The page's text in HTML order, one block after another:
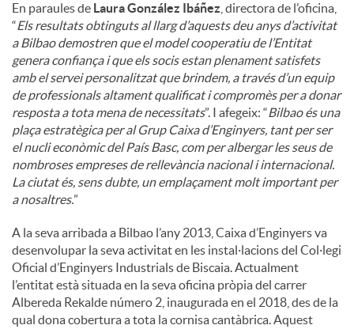
En paraules de Laura González Ibáñez , directora de l’oficina,
“Els resultats obtinguts al llarg d’aquests deu anys d’activitat
a Bilbao demostren que el model cooperatiu de l’Entitat
genera confiança i que els socis estan plenament satisfets
amb el servei personalitzat que brindem, a través d’un equip
de professionals altament qualificat i compromès per a donar
resposta a tota mena de necessitats”. I afegeix: “Bilbao és una
plaça estratègica per al Grup Caixa d’Enginyers, tant per ser
el nucli econòmic del País Basc, com per albergar les seus de
nombroses empreses de rellevància nacional i internacional.
La ciutat és, sens dubte, un emplaçament molt important per
a nosaltres.”
A la seva arribada a Bilbao l’any 2013, Caixa d’Enginyers va
desenvolupar la seva activitat en les instal·lacions del Col·legi
Oficial d’Enginyers Industrials de Biscaia. Actualment
l’entitat està situada en la seva oficina pròpia del carrer
Albereda Rekalde número 2, inaugurada en el 2018, des de la
qual dona cobertura a tota la cornisa cantàbrica. Aquest